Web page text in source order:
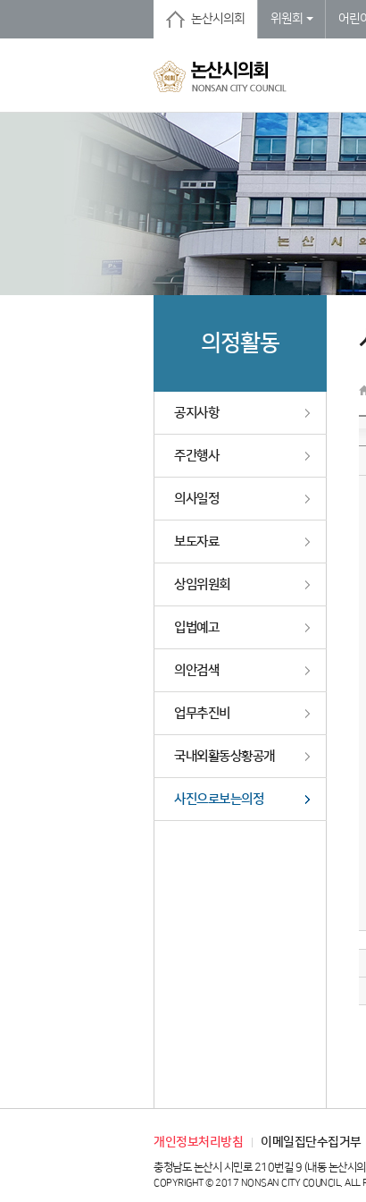
논산시의회
위원회 어린
의정활동
공지사항
주간행사
의사일정
보도자료
상임위원회
입법예고
의안검색
업무추진비
국내외활동상황공개
사진으로보는의정
개인정보처리방침 이메일집단수집거부
충청남도 논산시 시민로 210번길 9 (내동 논
COPYRIGHT © 2017 NONSAN CITY COUNCIL. ALL